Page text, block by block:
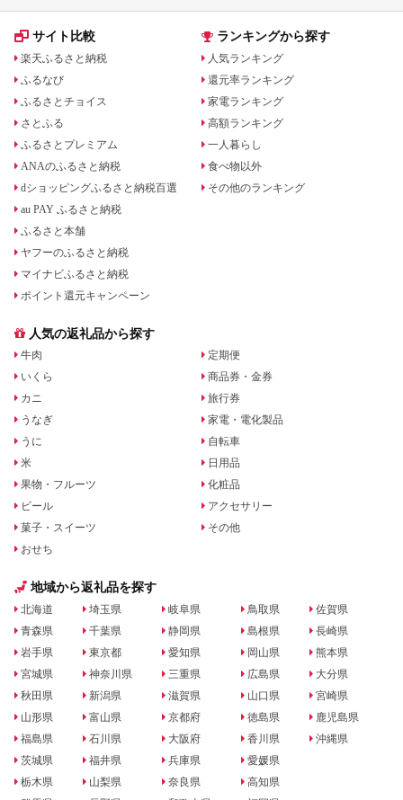
サイト比較
楽天ふるさと納税
ふるなび
ふるさとチョイス
さとふる
ふるさとプレミアム
ANAのふるさと納税
dショッピングふるさと納税百選
au PAY ふるさと納税
ふるさと本舗
ヤフーのふるさと納税
マイナビふるさと納税
ポイント還元キャンペーン
ランキングから探す
人気ランキング
還元率ランキング
家電ランキング
高額ランキング
一人暮らし
食べ物以外
その他のランキング
人気の返礼品から探す
牛肉
いくら
カニ
うなぎ
うに
米
果物・フルーツ
ビール
菓子・スイーツ
おせち
定期便
商品券・金券
旅行券
家電・電化製品
自転車
日用品
化粧品
アクセサリー
その他
地域から返礼品を探す
北海道
青森県
岩手県
宮城県
秋田県
山形県
福島県
茨城県
栃木県
埼玉県
千葉県
東京都
神奈川県
新潟県
富山県
石川県
福井県
山梨県
岐阜県
静岡県
愛知県
三重県
滋賀県
京都府
大阪府
兵庫県
奈良県
鳥取県
島根県
岡山県
広島県
山口県
徳島県
香川県
愛媛県
高知県
佐賀県
長崎県
熊本県
大分県
宮崎県
鹿児島県
沖縄県